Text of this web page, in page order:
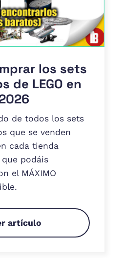
los sets
de LEGO en
de todos los sets
que se venden
cada tienda
podáis
el MÁXIMO
artículo